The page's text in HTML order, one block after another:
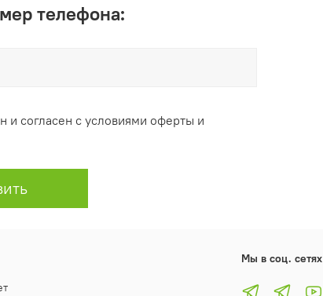
телефона:
и согласен с условиями оферты и
Мы в соц. сетях